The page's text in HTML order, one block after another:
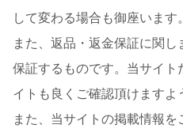
して変わる場合も御座います。
また、返品・返金保証に関
保証するものです。当サイト
イトも良くご確認頂けますよ
また、当サイトの掲載情報